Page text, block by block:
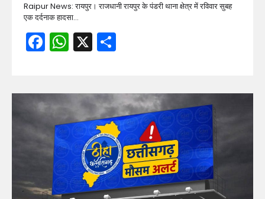
Raipur News: रायपुर। राजधानी रायपुर के पंडरी थाना क्षेत्र में रविवार सुबह
एक दर्दनाक हादसा…
Facebook
WhatsApp
X